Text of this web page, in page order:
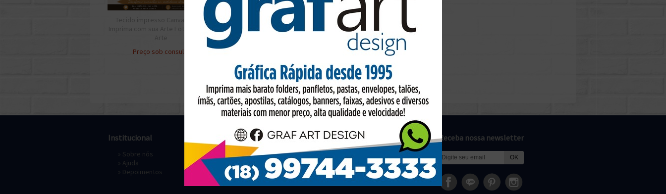
Tecido impresso Canvas Crie e
Imprima com sua Arte Foto Obra de
Preço sob consulta
Institucional
» Sobre nós
» Ajuda
» Depoimentos
Pagamentos
» Depósito em conta
Facebook Receba nossa newsletter